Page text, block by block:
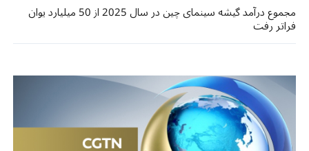
مجموع درآمد گیشه سینمای چین در سال 2025 از 50 میلیارد یوان
فراتر رفت